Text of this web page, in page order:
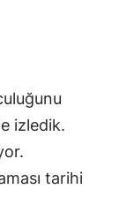
izledik.
tarihi